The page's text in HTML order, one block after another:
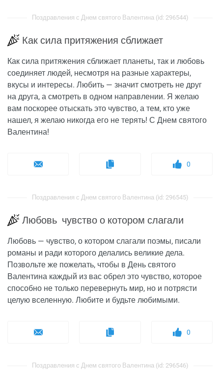
Поздравления с Днем святого Валентина (id: 296544)
Как сила притяжения сближает
Как сила притяжения сближает планеты, так и любовь
соединяет людей, несмотря на разные характеры,
вкусы и интересы. Любить — значит смотреть не друг
на друга, а смотреть в одном направлении. Я желаю
вам поскорее отыскать это чувство, а тем, кто уже
нашел, я желаю никогда его не терять! С Днем святого
Валентина!
0
Поздравления с Днем святого Валентина (id: 296545)
Любовь чувство о котором слагали
Любовь — чувство, о котором слагали поэмы, писали
романы и ради которого делались великие дела.
Позвольте же пожелать, чтобы в День святого
Валентина каждый из вас обрел это чувство, которое
способно не только перевернуть мир, но и потрясти
целую вселенную. Любите и будьте любимыми.
0
Поздравления с Днем святого Валентина (id: 296546)